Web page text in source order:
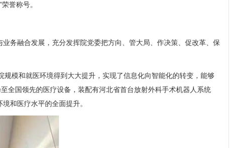
誉称号。
融合发展，充分发挥院党委把方向、管大局、作决策、促改革、保
模和就医环境得到大大提升，实现了信息化向智能化的转变，能够
全国领先的医疗设备，装配有河北省首台放射外科手术机器人系统
和医疗水平的全面提升。